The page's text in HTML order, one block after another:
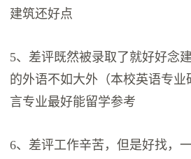
建筑还好点
5、差评既然被录取了就好好念
的外语不如大外（本校英语专
言专业最好能留学参考
6、差评工作辛苦，但是好找，